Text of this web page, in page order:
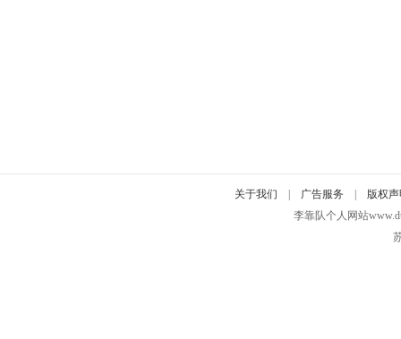
关于我们 广告服务
版权声
李靠队个人网站